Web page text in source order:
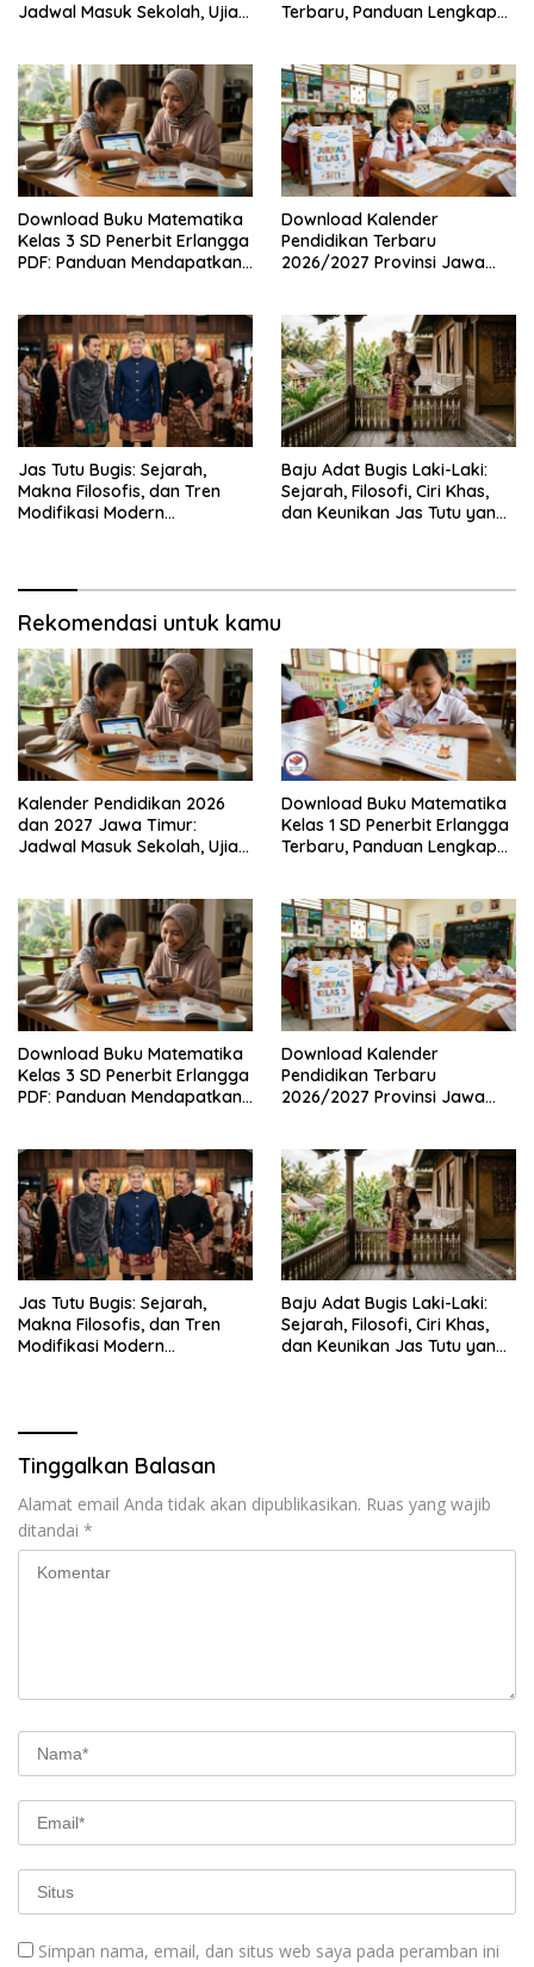
Jadwal Masuk Sekolah, Ujian,
Terbaru, Panduan Lengkap
Legal
Download Buku Matematika
Kelas 3 SD Penerbit Erlangga
PDF: Panduan Mendapatkan
Download Kalender
Pendidikan Terbaru
2026/2027 Provinsi Jawa
Manfaatnya
Jas Tutu Bugis: Sejarah,
Makna Filosofis, dan Tren
Modifikasi Modern
Baju Adat Bugis Laki-Laki:
Sejarah, Filosofi, Ciri Khas,
dan Keunikan Jas Tutu yang
Rekomendasi untuk kamu
Kalender Pendidikan 2026
dan 2027 Jawa Timur:
Jadwal Masuk Sekolah, Ujian,
Download Buku Matematika
Kelas 1 SD Penerbit Erlangga
Terbaru, Panduan Lengkap
Legal
Download Buku Matematika
Kelas 3 SD Penerbit Erlangga
PDF: Panduan Mendapatkan
Download Kalender
Pendidikan Terbaru
2026/2027 Provinsi Jawa
Manfaatnya
Jas Tutu Bugis: Sejarah,
Makna Filosofis, dan Tren
Modifikasi Modern
Baju Adat Bugis Laki-Laki:
Sejarah, Filosofi, Ciri Khas,
dan Keunikan Jas Tutu yang
Tinggalkan Balasan
Alamat email Anda tidak akan dipublikasikan. Ruas yang wajib
ditandai *
Simpan nama, email, dan situs web saya pada peramban ini